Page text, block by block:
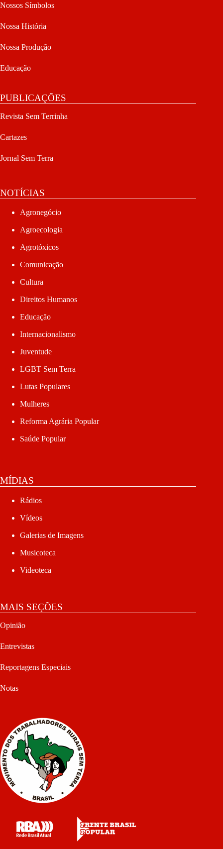
Nossos Símbolos
Nossa História
Nossa Produção
Educação
PUBLICAÇÕES
Revista Sem Terrinha
Cartazes
Jornal Sem Terra
NOTÍCIAS
Agronegócio
Agroecologia
Agrotóxicos
Comunicação
Cultura
Direitos Humanos
Educação
Internacionalismo
Juventude
LGBT Sem Terra
Lutas Populares
Mulheres
Reforma Agrária Popular
Saúde Popular
MÍDIAS
Rádios
Vídeos
Galerias de Imagens
Musicoteca
Videoteca
MAIS SEÇÕES
Opinião
Entrevistas
Reportagens Especiais
Notas